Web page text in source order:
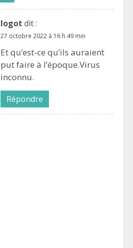
logot dit :
27 octobre 2022 à 16 h 49 min
Et qu’est-ce qu’ils auraient
put faire à l’époque.Virus
inconnu.
Répondre